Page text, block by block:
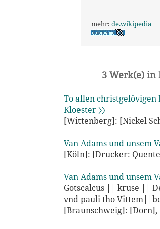
mehr: de.wikipedia
3 Werk(e) in
To allen christgelövigen
Kloester 〉〉
[Wittenberg]: [Nickel
Van Adams und unsem
[Köln]: [Drucker:
Van Adams und unsem
Gotscalcus || kruse ||
vnd pauli tho
[Braunschweig]: [Dorn],